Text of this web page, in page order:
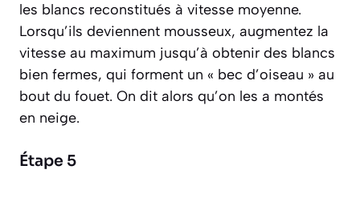
les blancs reconstitués à vitesse moyenne.
Lorsqu’ils deviennent mousseux, augmentez la
vitesse au maximum jusqu’à obtenir des blancs
bien fermes, qui forment un « bec d’oiseau » au
bout du fouet. On dit alors qu’on les a montés
en neige.
Étape 5